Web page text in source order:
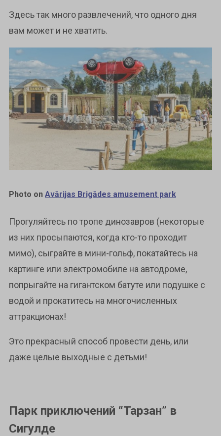
Здесь так много развлечений, что одного дня
вам может и не хватить.
Photo on Avārijas Brigādes amusement park
Прогуляйтесь по тропе динозавров (некоторые
из них просыпаются, когда кто-то проходит
мимо), сыграйте в мини-гольф, покатайтесь на
картинге или электромобиле на автодроме,
попрыгайте на гигантском батуте или подушке с
водой и прокатитесь на многочисленных
аттракционах!
Это прекрасный способ провести день, или
даже целые выходные с детьми!
Парк приключений “Тарзан” в
Сигулде